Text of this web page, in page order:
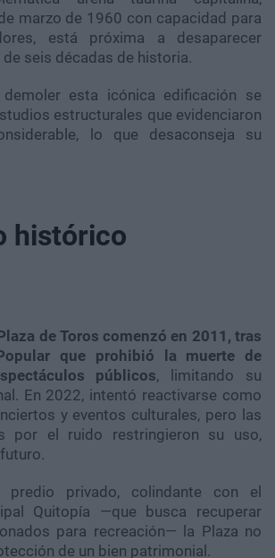
marzo de 1960 con capacidad para
está próxima a desaparecer
seis décadas de historia.
esta icónica edificación se
estructurales que evidenciaron
lo que desaconseja su
histórico
de Toros comenzó en 2011, tras
que prohibió la muerte de
públicos, limitando su
En 2022, intentó reactivarse como
y eventos culturales, pero las
por el ruido restringieron su uso,
predio privado, colindante con el
Quitopía —que busca recuperar
para recreación— la Plaza no
de un bien patrimonial.